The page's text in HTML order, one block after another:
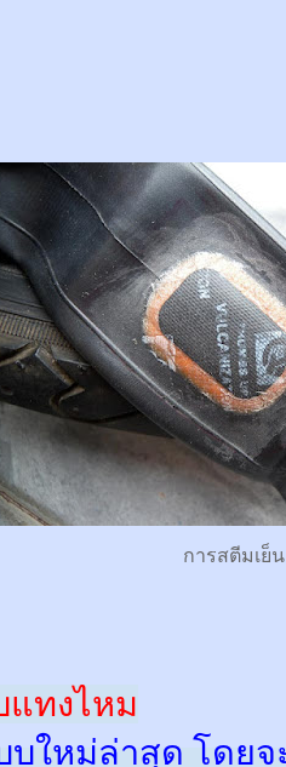
การสตีมเย็น
แทงไหม
บใหม่ล่าสุด โดย